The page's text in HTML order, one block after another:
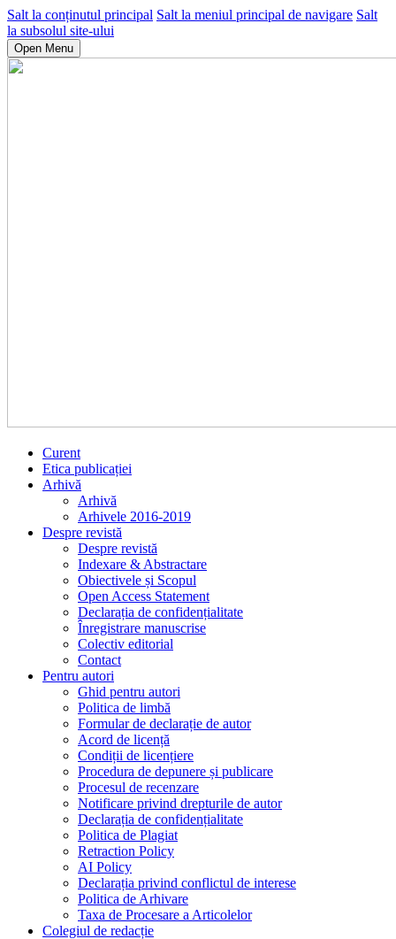
Salt la conținutul principal Salt la meniul principal de navigare Salt
la subsolul site-ului
Open Menu
Curent
Etica publicației
Arhivă
Arhivă
Arhivele 2016-2019
Despre revistă
Despre revistă
Indexare & Abstractare
Obiectivele și Scopul
Open Access Statement
Declarația de confidențialitate
Înregistrare manuscrise
Colectiv editorial
Contact
Pentru autori
Ghid pentru autori
Politica de limbă
Formular de declarație de autor
Acord de licență
Condiții de licențiere
Procedura de depunere și publicare
Procesul de recenzare
Notificare privind drepturile de autor
Declarația de confidențialitate
Politica de Plagiat
Retraction Policy
AI Policy
Declarația privind conflictul de interese
Politica de Arhivare
Taxa de Procesare a Articolelor
Colegiul de redacție